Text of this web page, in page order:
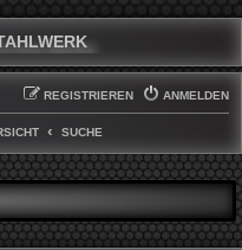
ANMELDEN
REGISTRIEREN
SUCHE